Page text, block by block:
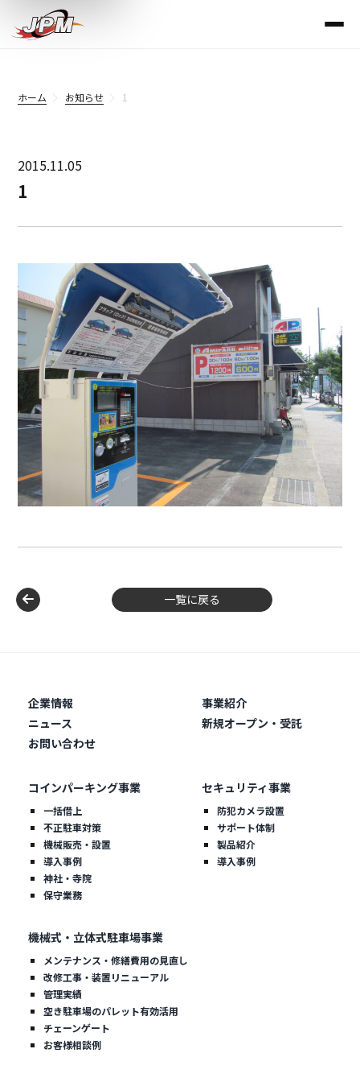
ホーム お知らせ 1
2015.11.05
1
一覧に戻る
企業情報
事業紹介
ニュース
新規オープン・受託
お問い合わせ
コインパーキング事業
一括借上
不正駐車対策
機械販売・設置
導入事例
神社・寺院
保守業務
セキュリティ事業
防犯カメラ設置
サポート体制
製品紹介
導入事例
機械式・立体式駐車場事業
メンテナンス・修繕費用の見直し
改修工事・装置リニューアル
管理実績
空き駐車場のパレット有効活用
チェーンゲート
お客様相談例